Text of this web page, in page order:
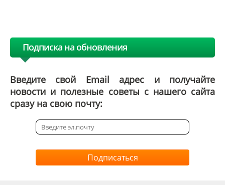
Подписка на обновления
Введите свой Email адрес и получайте
новости и полезные советы с нашего сайта
сразу на свою почту:
Подписаться